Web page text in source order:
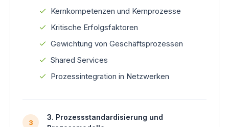
Kernkompetenzen und Kernprozesse
Kritische Erfolgsfaktoren
Gewichtung von Geschäftsprozessen
Shared Services
Prozessintegration in Netzwerken
3
3. Prozessstandardisierung und